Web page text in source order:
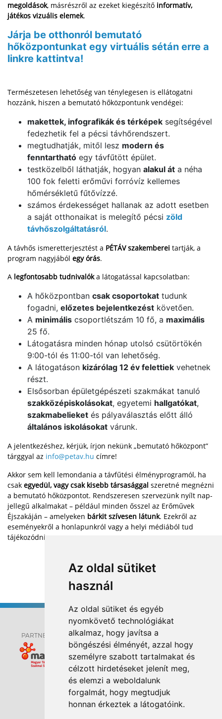
Az oldal sütiket
használ
Az oldal sütiket és egyéb
nyomkövető technológiákat
alkalmaz, hogy javítsa a
böngészési élményét, azzal hogy
személyre szabott tartalmakat és
célzott hirdetéseket jelenít meg,
és elemzi a weboldalunk
forgalmát, hogy megtudjuk
honnan érkeztek a látogatóink.
megoldások, másrészről az ezeket kiegészítő informatív,
játékos vizuális elemek.
Járja be otthonról bemutató
hőközpontunkat egy virtuális sétán erre a
linkre kattintva!
Természetesen lehetőség van ténylegesen is ellátogatni
hozzánk, hiszen a bemutató hőközpontunk vendégei:
makettek, infografikák és térképek segítségével
fedezhetik fel a pécsi távhőrendszert.
megtudhatják, mitől lesz modern és
fenntartható egy távfűtött épület.
testközelből láthatják, hogyan alakul át a néha
100 fok feletti erőművi forróvíz kellemes
hőmérsékletű fűtővízzé.
számos érdekességet hallanak az adott esetben
a saját otthonaikat is melegítő pécsi zöld
távhőszolgáltatásról.
A távhős ismeretterjesztést a PÉTÁV szakemberei tartják, a
program nagyjából egy órás.
A legfontosabb tudnivalóka látogatással kapcsolatban:
A hőközpontban csak csoportokat tudunk
fogadni, előzetes bejelentkezést követően.
A minimális csoportlétszám 10 fő, a maximális
25 fő.
Látogatásra minden hónap utolsó csütörtökén
9:00-tól és 11:00-tól van lehetőség.
A látogatáson kizárólag 12 év felettiek vehetnek
részt.
Elsősorban épületgépészeti szakmákat tanuló
szakközépiskolásokat, egyetemi hallgatókat,
szakmabelieket és pályaválasztás előtt álló
általános iskolásokat várunk.
A jelentkezéshez, kérjük, írjon nekünk „bemutató hőközpont”
tárggyal az info@petav.hu címre!
Akkor sem kell lemondania a távfűtési élményprogramól, ha
csak egyedül, vagy csak kisebb társasággal szeretné megnézni
a bemutató hőközpontot. Rendszeresen szervezünk nyílt nap-
jellegű alkalmakat – például minden ősszel az Erőművek
Éjszakáján – amelyeken bárkit szívesen látunk. Ezekről az
eseményekről a honlapunkról vagy a helyi médiából tud
tájékozódni.
PARTNEREK:
ELÉRHETŐSÉGEK
HÍREK